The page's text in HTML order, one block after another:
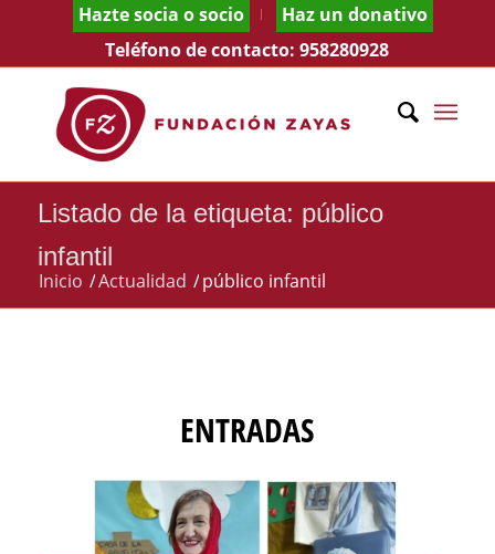
Hazte socia o socio
Haz un donativo
Teléfono de contacto:958280928
Listado de la etiqueta: público
infantil
Inicio /Actualidad /público infantil
ENTRADAS